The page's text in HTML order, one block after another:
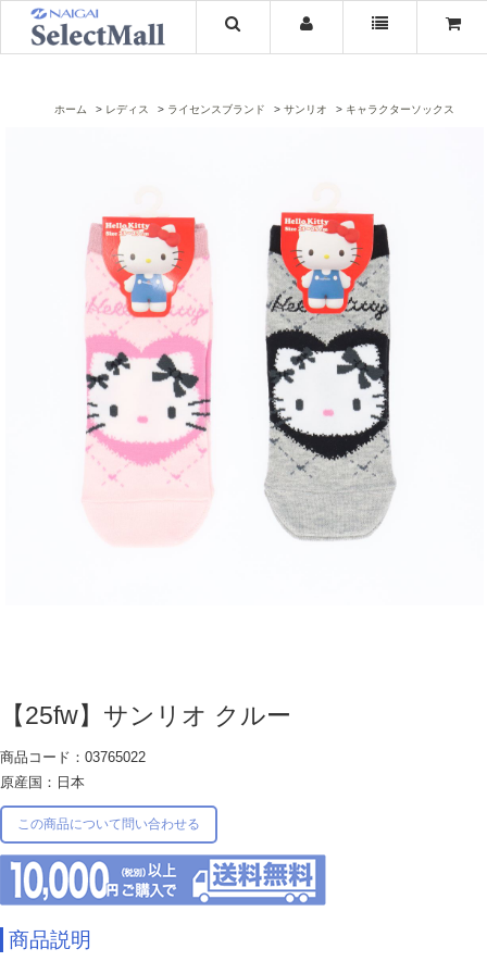
ホーム レディス ライセンスブランド サンリオ キャラクターソックス
【25fw】サンリオ クルー
商品コード：03765022
原産国：日本
この商品について問い合わせる
商品説明